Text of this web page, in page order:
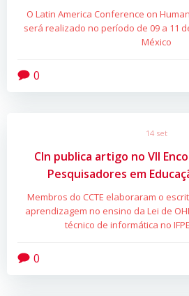
O Latin America Conference on
será realizado no período de 09 a 11
México
0
14 set
CIn publica artigo no VII
Pesquisadores em
Membros do CCTE elaboraram o
aprendizagem no ensino da Lei de
técnico de informática no
0